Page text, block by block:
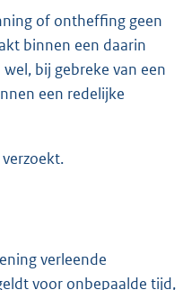
of ontheffing geen
binnen een daarin
bij gebreke van een
een redelijke
verleende
voor onbepaalde tijd,